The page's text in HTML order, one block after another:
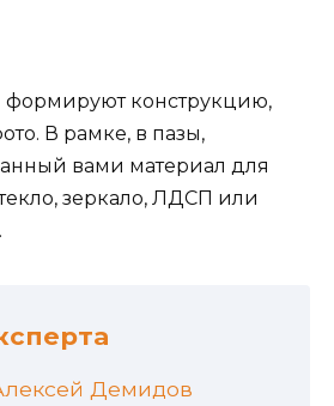
формируют конструкцию,
В рамке, в пазы,
вами материал для
зеркало, ЛДСП или
Демидов